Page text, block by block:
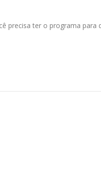
precisa ter o programa